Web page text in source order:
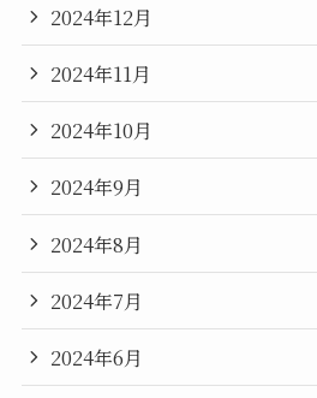
2024年12月
2024年11月
2024年10月
2024年9月
2024年8月
2024年7月
2024年6月